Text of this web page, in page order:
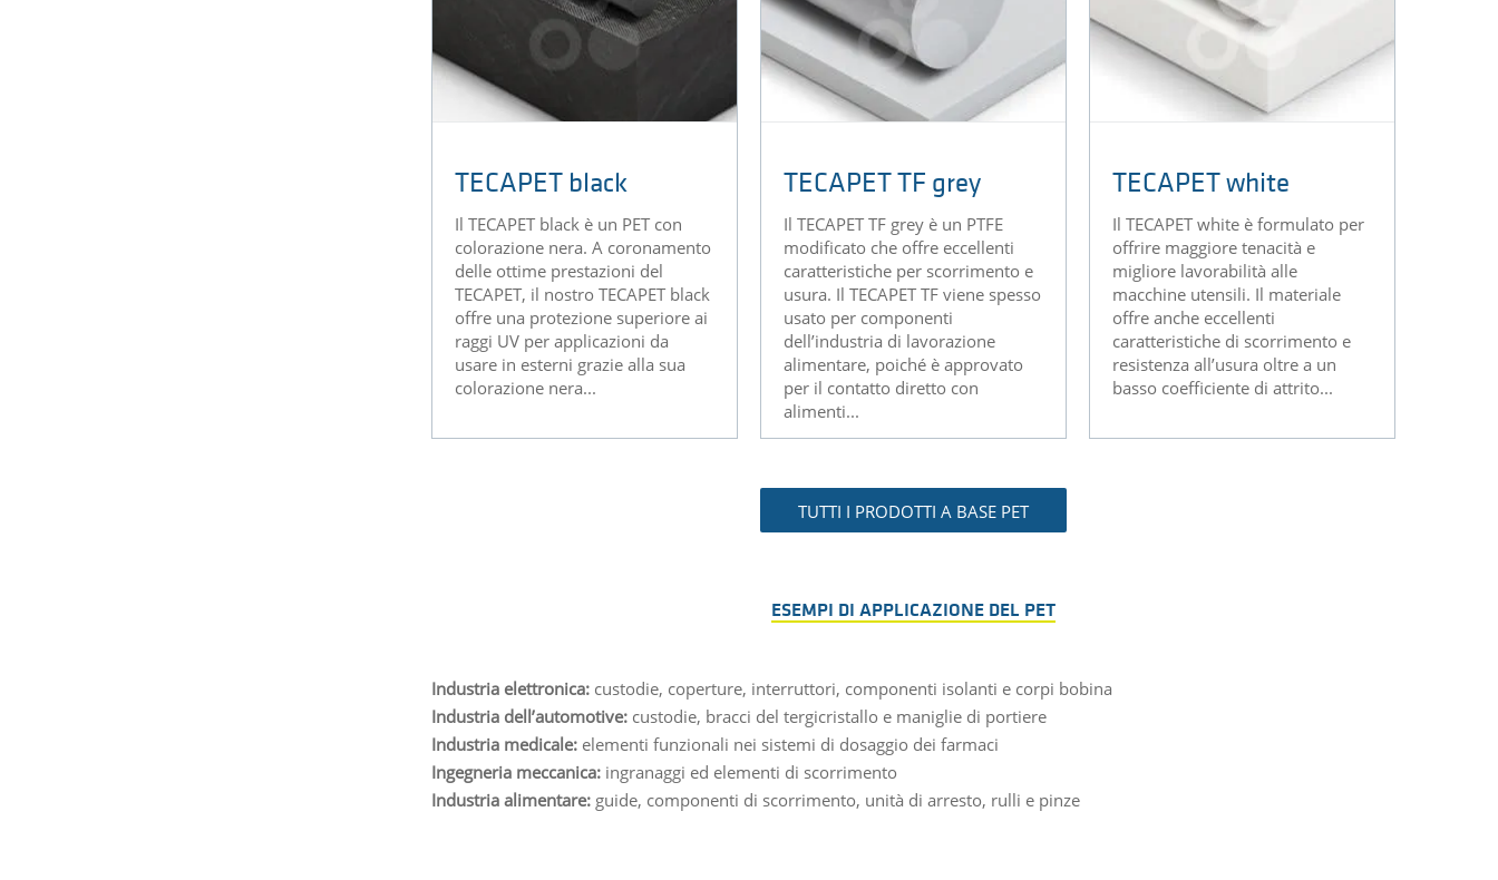
TECAPET black
Il TECAPET black è un PET con
colorazione nera. A coronamento
delle ottime prestazioni del
TECAPET, il nostro TECAPET black
offre una protezione superiore ai
raggi UV per applicazioni da
usare in esterni grazie alla sua
colorazione nera...
TECAPET TF grey
Il TECAPET TF grey è un PTFE
modificato che offre eccellenti
caratteristiche per scorrimento e
usura. Il TECAPET TF viene spesso
usato per componenti
dell’industria di lavorazione
alimentare, poiché è approvato
per il contatto diretto con
alimenti...
TECAPET white
Il TECAPET white è formulato per
offrire maggiore tenacità e
migliore lavorabilità alle
macchine utensili. Il materiale
offre anche eccellenti
caratteristiche di scorrimento e
resistenza all’usura oltre a un
basso coefficiente di attrito...
TUTTI I PRODOTTI A BASE PET
ESEMPI DI APPLICAZIONE DEL PET
Industria elettronica: custodie, coperture, interruttori, componenti isolanti e corpi bobina
Industria dell’automotive: custodie, bracci del tergicristallo e maniglie di portiere
Industria medicale: elementi funzionali nei sistemi di dosaggio dei farmaci
Ingegneria meccanica: ingranaggi ed elementi di scorrimento
Industria alimentare: guide, componenti di scorrimento, unità di arresto, rulli e pinze